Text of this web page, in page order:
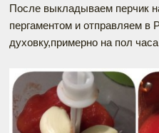
После выкладываем перчик
пергаментом и отправляем в
духовку,примерно на пол часа